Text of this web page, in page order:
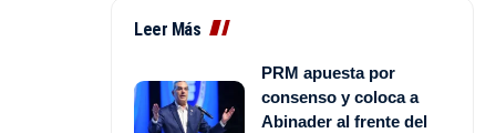
Leer Más
PRM apuesta por
consenso y coloca a
Abinader al frente del